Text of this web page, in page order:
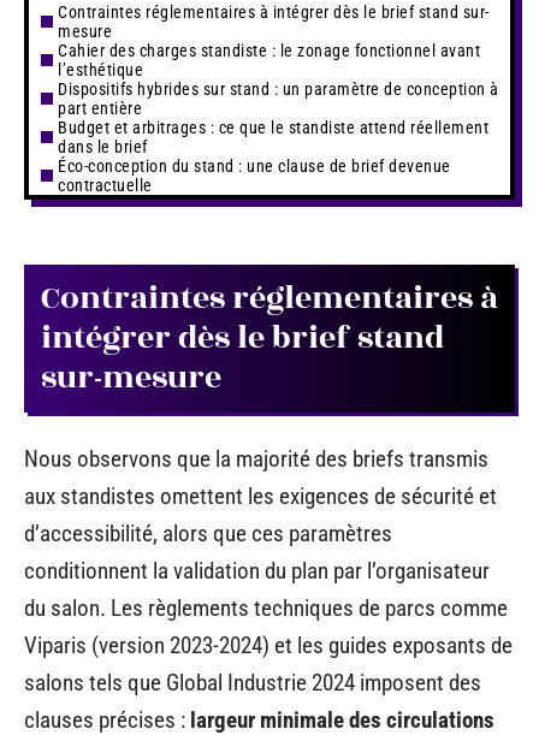
Contraintes réglementaires à intégrer dès le brief stand sur-
mesure
Cahier des charges standiste : le zonage fonctionnel avant
l’esthétique
Dispositifs hybrides sur stand : un paramètre de conception à
part entière
Budget et arbitrages : ce que le standiste attend réellement
dans le brief
Éco-conception du stand : une clause de brief devenue
contractuelle
Contraintes réglementaires à
intégrer dès le brief stand
sur-mesure
Nous observons que la majorité des briefs transmis
aux standistes omettent les exigences de sécurité et
d’accessibilité, alors que ces paramètres
conditionnent la validation du plan par l’organisateur
du salon. Les règlements techniques de parcs comme
Viparis (version 2023-2024) et les guides exposants de
salons tels que Global Industrie 2024 imposent des
clauses précises : largeur minimale des circulations